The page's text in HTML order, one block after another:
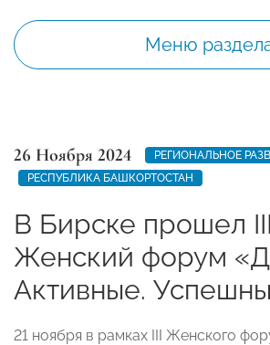
Меню
26 Ноября 2024
РЕГИОНАЛЬНОЕ
РЕСПУБЛИКА БАШКОРТОСТАН
В Бирске прошел III
Женский форум
Активные.
21 ноября в рамках III Женского